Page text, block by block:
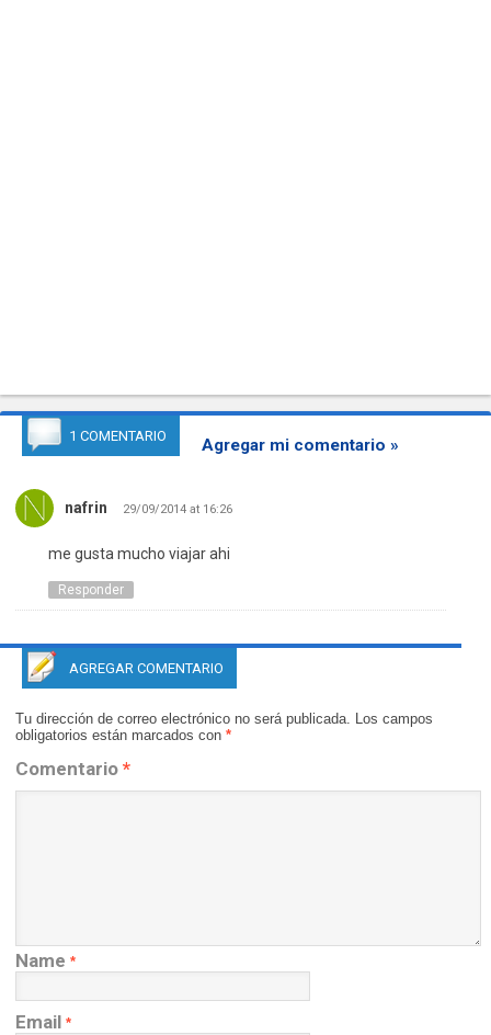
1 COMENTARIO Agregar mi comentario »
nafrin 29/09/2014 at 16:26
me gusta mucho viajar ahi
Responder
AGREGAR COMENTARIO
Tu dirección de correo electrónico no será publicada. Los campos
obligatorios están marcados con *
Comentario *
Name *
Email *